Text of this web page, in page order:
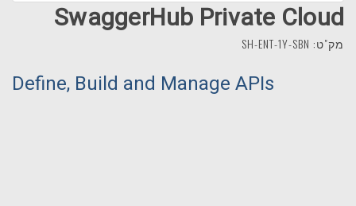
SwaggerHub Private Cloud
מק"ט: SH-ENT-1Y-SBN
Define, Build and Manage APIs